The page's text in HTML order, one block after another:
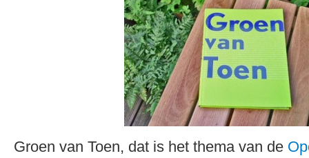
Groen van Toen, dat is het thema van de